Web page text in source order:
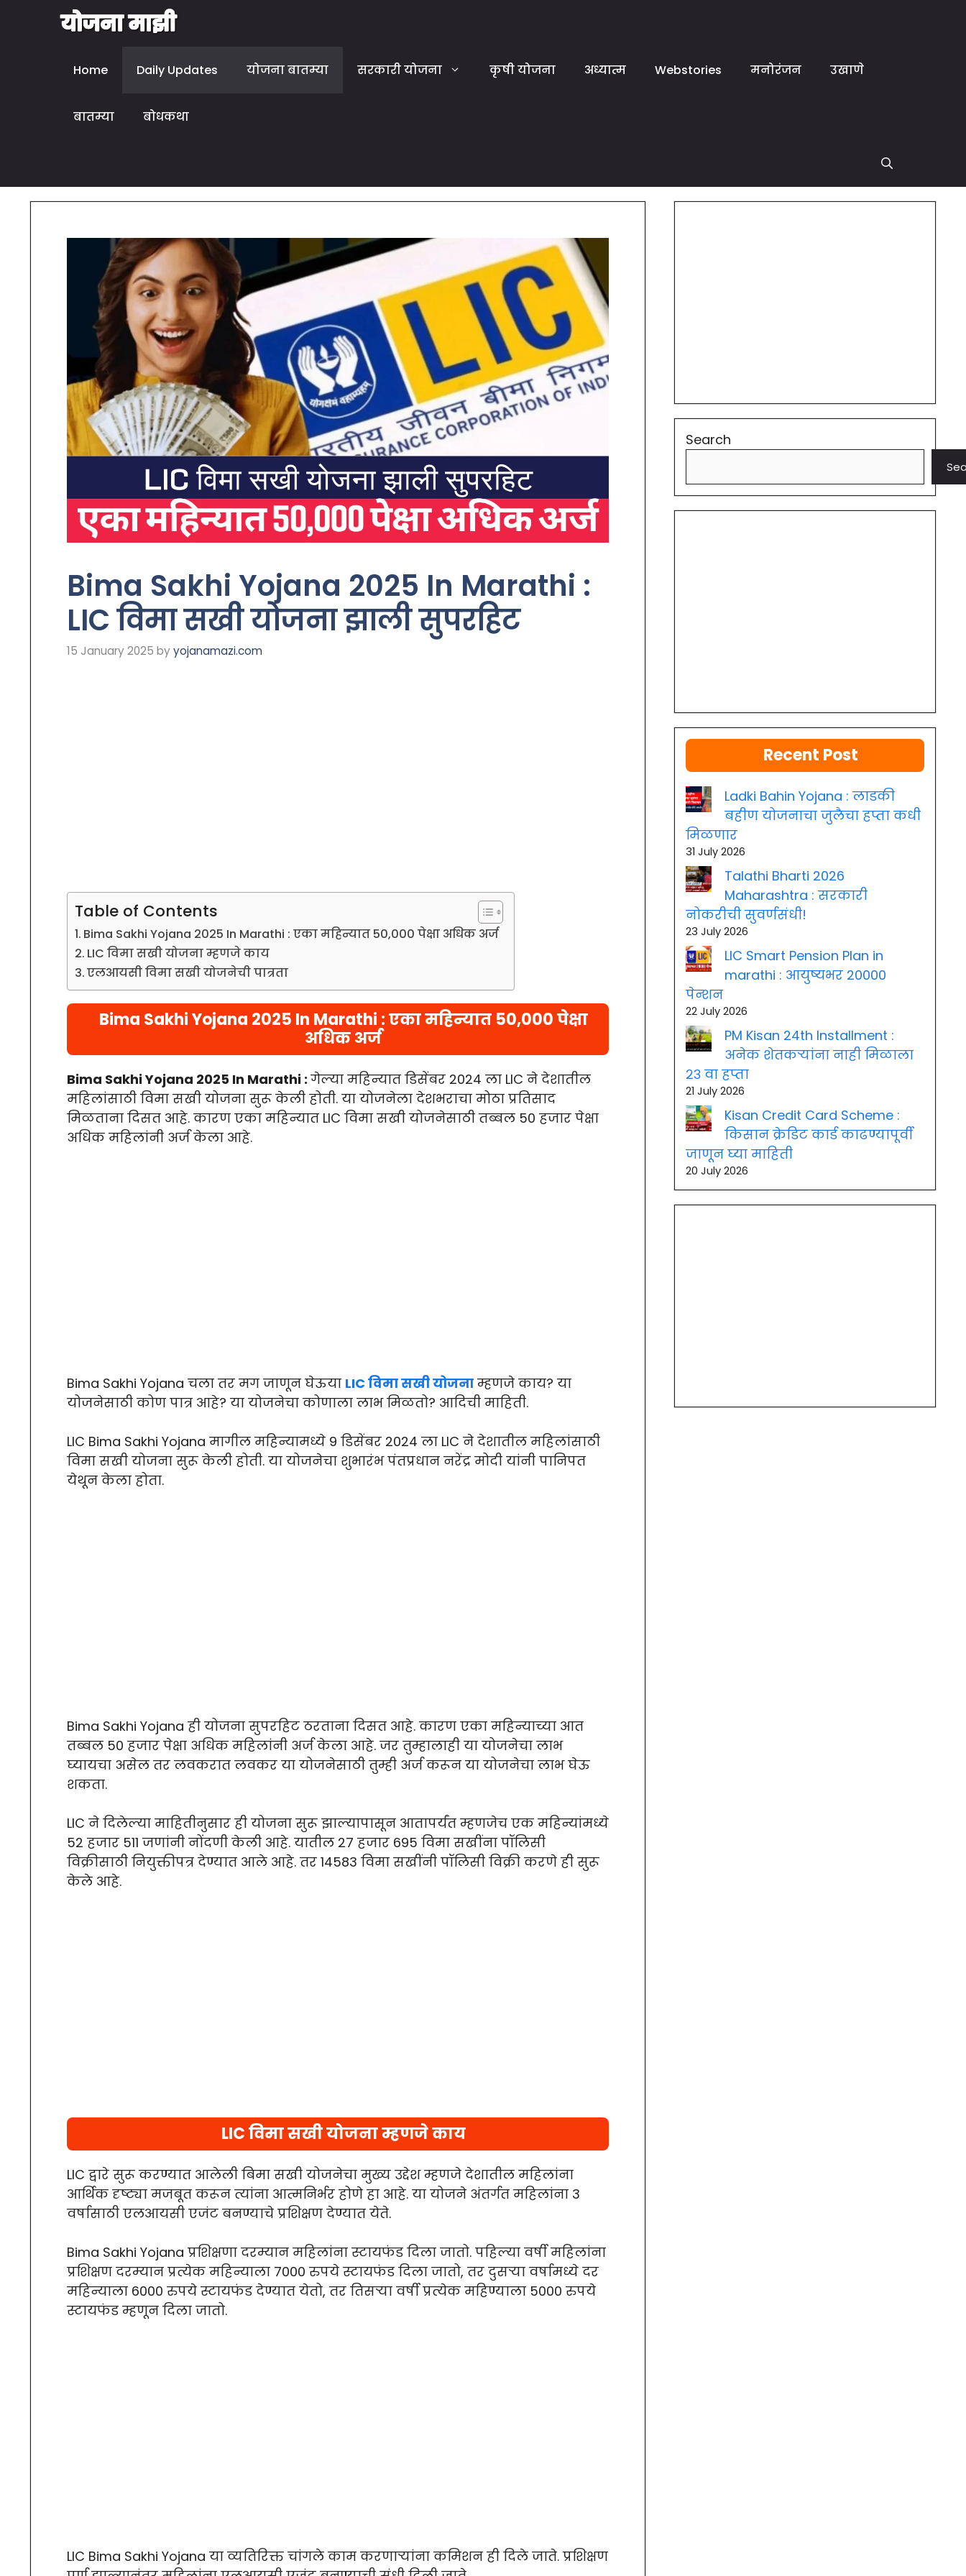
Home Daily Updates योजना बातम्या सरकारी योजना कृषी योजना अध्यात्म Webstories मनोरंजन उखाणे
बातम्या बोधकथा
Bima Sakhi Yojana 2025 In Marathi :
LIC विमा सखी योजना झाली सुपरहिट
15 January 2025 by yojanamazi.com
Table of Contents
Bima Sakhi Yojana 2025 In Marathi : एका महिन्यात 50,000 पेक्षा अधिक अर्ज
LIC विमा सखी योजना म्हणजे काय
एलआयसी विमा सखी योजनेची पात्रता
Bima Sakhi Yojana 2025 In Marathi : एका महिन्यात 50,000 पेक्षा
अधिक अर्ज
Bima Sakhi Yojana 2025 In Marathi : गेल्या महिन्यात डिसेंबर 2024 ला LIC ने देशातील
महिलांसाठी विमा सखी योजना सुरू केली होती. या योजनेला देशभराचा मोठा प्रतिसाद
मिळताना दिसत आहे. कारण एका महिन्यात LIC विमा सखी योजनेसाठी तब्बल 50 हजार पेक्षा
अधिक महिलांनी अर्ज केला आहे.
Bima Sakhi Yojana चला तर मग जाणून घेऊया LIC विमा सखी योजना म्हणजे काय? या
योजनेसाठी कोण पात्र आहे? या योजनेचा कोणाला लाभ मिळतो? आदिची माहिती.
LIC Bima Sakhi Yojana मागील महिन्यामध्ये 9 डिसेंबर 2024 ला LIC ने देशातील महिलांसाठी
विमा सखी योजना सुरू केली होती. या योजनेचा शुभारंभ पंतप्रधान नरेंद्र मोदी यांनी पानिपत
येथून केला होता.
Bima Sakhi Yojana ही योजना सुपरहिट ठरताना दिसत आहे. कारण एका महिन्याच्या आत
तब्बल 50 हजार पेक्षा अधिक महिलांनी अर्ज केला आहे. जर तुम्हालाही या योजनेचा लाभ
घ्यायचा असेल तर लवकरात लवकर या योजनेसाठी तुम्ही अर्ज करून या योजनेचा लाभ घेऊ
शकता.
LIC ने दिलेल्या माहितीनुसार ही योजना सुरू झाल्यापासून आतापर्यंत म्हणजेच एक महिन्यांमध्ये
52 हजार 511 जणांनी नोंदणी केली आहे. यातील 27 हजार 695 विमा सखींना पॉलिसी
विक्रीसाठी नियुक्तीपत्र देण्यात आले आहे. तर 14583 विमा सखींनी पॉलिसी विक्री करणे ही सुरू
केले आहे.
LIC विमा सखी योजना म्हणजे काय
LIC द्वारे सुरू करण्यात आलेली बिमा सखी योजनेचा मुख्य उद्देश म्हणजे देशातील महिलांना
आर्थिक दृष्ट्या मजबूत करून त्यांना आत्मनिर्भर होणे हा आहे. या योजने अंतर्गत महिलांना 3
वर्षासाठी एलआयसी एजंट बनण्याचे प्रशिक्षण देण्यात येते.
Bima Sakhi Yojana प्रशिक्षणा दरम्यान महिलांना स्टायफंड दिला जातो. पहिल्या वर्षी महिलांना
प्रशिक्षण दरम्यान प्रत्येक महिन्याला 7000 रुपये स्टायफंड दिला जातो, तर दुसऱ्या वर्षामध्ये दर
महिन्याला 6000 रुपये स्टायफंड देण्यात येतो, तर तिसऱ्या वर्षी प्रत्येक महिण्याला 5000 रुपये
स्टायफंड म्हणून दिला जातो.
LIC Bima Sakhi Yojana या व्यतिरिक्त चांगले काम करणाऱ्यांना कमिशन ही दिले जाते. प्रशिक्षण
Search
Recent Post
Ladki Bahin Yojana : लाडकी
बहीण योजनाचा जुलैचा हप्ता कधी
मिळणार
31 July 2026
Talathi Bharti 2026
Maharashtra : सरकारी
नोकरीची सुवर्णसंधी!
23 July 2026
LIC Smart Pension Plan in
marathi : आयुष्यभर 20000
पेन्शन
22 July 2026
PM Kisan 24th Installment :
अनेक शेतकऱ्यांना नाही मिळाला
२३ वा हप्ता
21 July 2026
Kisan Credit Card Scheme :
किसान क्रेडिट कार्ड काढण्यापूर्वी
जाणून घ्या माहिती
20 July 2026